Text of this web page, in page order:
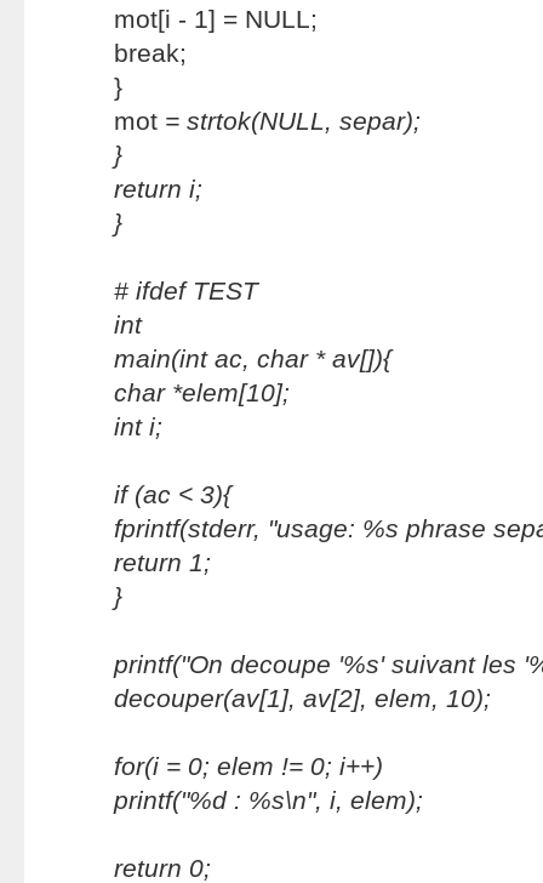
mot[i - 1] = NULL;
break;
}
mot= strtok(NULL, separ);
}
return i;
}
# ifdef TEST
int
main(int ac, char * av[]){
char *elem[10];
int i;
if (ac < 3){
fprintf(stderr, "usage: %s phrase
return 1;
}
printf("On decoupe '%s' suivant les
decouper(av[1], av[2], elem, 10);
for(i = 0; elem != 0; i++)
printf("%d : %s\n", i, elem);
return 0;